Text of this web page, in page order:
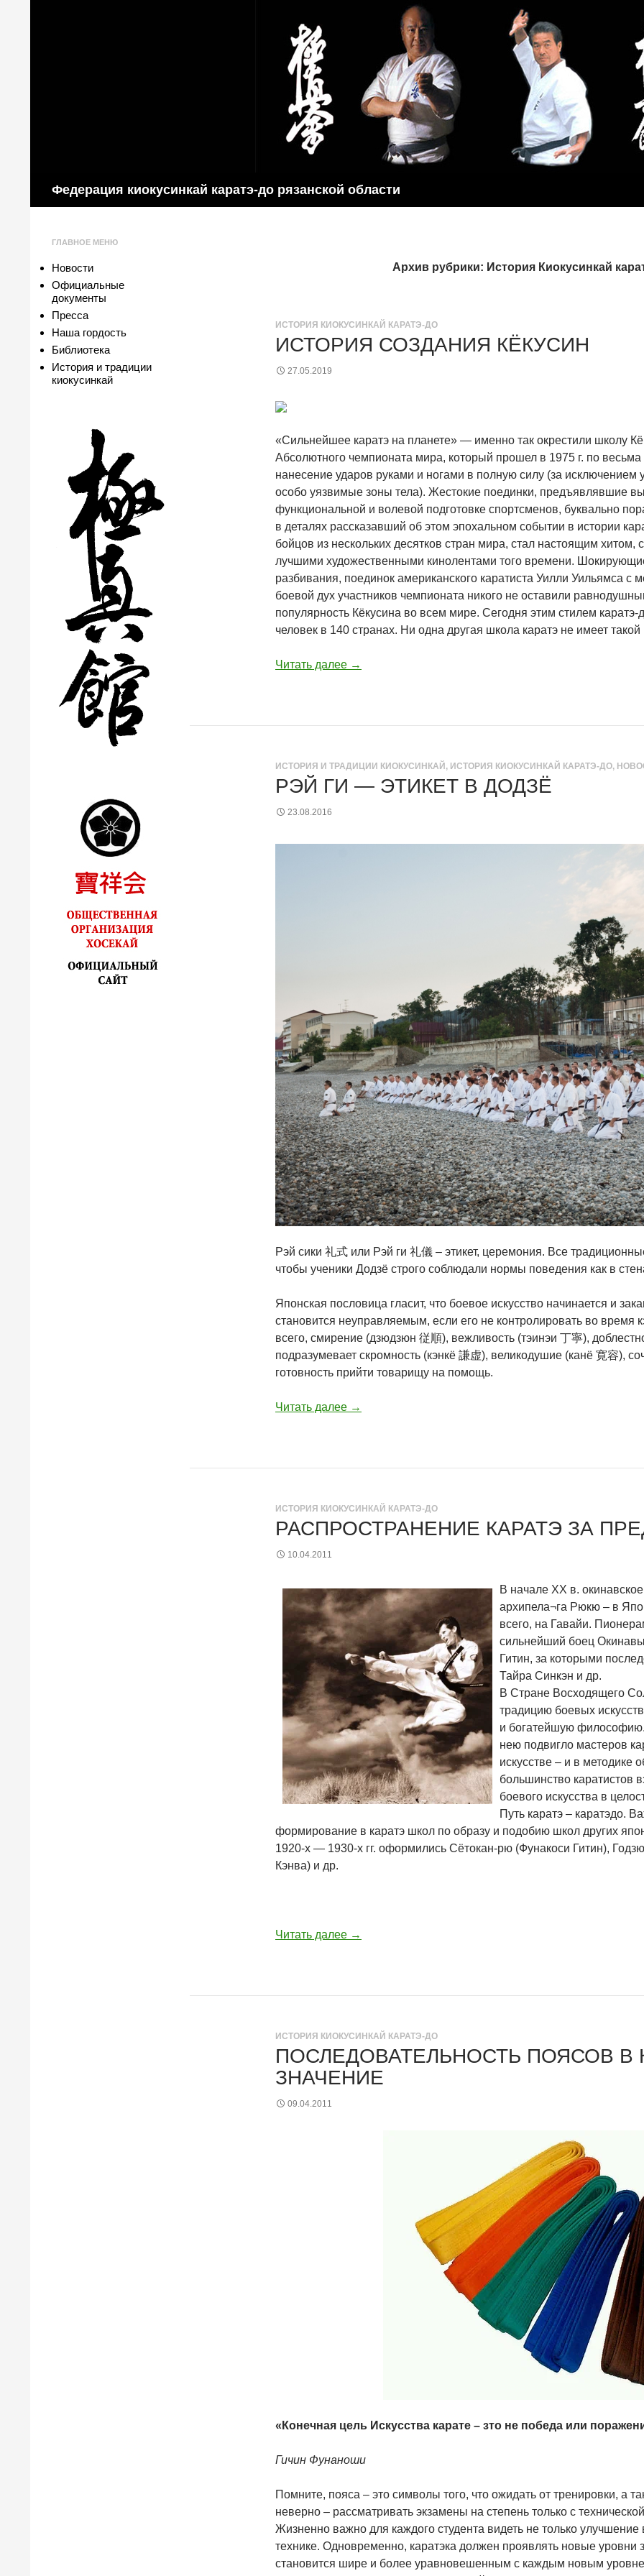
Федерация киокусинкай каратэ-до рязанской области
Архив рубрики: История Киокусинкай
ИСТОРИЯ КИОКУСИНКАЙ КАРАТЭ-ДО
ИСТОРИЯ СОЗДАНИЯ КЁКУСИН
27.05.2019
«Сильнейшее каратэ на планете» — именно так окрестили школу
Абсолютного чемпионата мира, который прошел в 1975 г. по
нанесение ударов руками и ногами в полную силу (за исключением
особо уязвимые зоны тела). Жестокие поединки, предъявлявшие
функциональной и волевой подготовке спортсменов, буквально
в деталях рассказавший об этом эпохальном событии в истории
бойцов из нескольких десятков стран мира, стал настоящим
лучшими художественными кинолентами того времени.
разбивания, поединок американского каратиста Уилли Уильямса
боевой дух участников чемпионата никого не оставили
популярность Кёкусина во всем мире. Сегодня этим стилем
человек в 140 странах. Ни одна другая школа каратэ не имеет
Читать далее →
ИСТОРИЯ И ТРАДИЦИИ КИОКУСИНКАЙ , ИСТОРИЯ КИОКУСИНКАЙ КАРАТЭ-ДО,
РЭЙ ГИ — ЭТИКЕТ В ДОДЗЁ
23.08.2016
Рэй сики 礼式 или Рэй ги 礼儀 – этикет, церемония. Все
чтобы ученики Додзё строго соблюдали нормы поведения как в
Японская пословица гласит, что боевое искусство начинается и
становится неуправляемым, если его не контролировать во время
всего, смирение (дзюдзюн 従順), вежливость (тэинэи 丁寧),
подразумевает скромность (кэнкё 謙虚), великодушие (канё 寛容),
готовность прийти товарищу на помощь.
Читать далее →
ИСТОРИЯ КИОКУСИНКАЙ КАРАТЭ-ДО
РАСПРОСТРАНЕНИЕ КАРАТЭ ЗА
10.04.2011
В начале XX в.
архипела¬га Рюкю – в
всего, на Гавайи.
сильнейший боец
Гитин, за которыми
Тайра Синкэн и др.
В Стране Восходящего
традицию боевых
и богатейшую философию.
нею подвигло мастеров
искусстве – и в методике
большинство каратистов
боевого искусства в
Путь каратэ – каратэдо.
формирование в каратэ школ по образу и подобию школ других
1920-х — 1930-х гг. оформились Сётокан-рю (Фунакоси Гитин),
Кэнва) и др.
Читать далее →
ИСТОРИЯ КИОКУСИНКАЙ КАРАТЭ-ДО
ПОСЛЕДОВАТЕЛЬНОСТЬ ПОЯСОВ В
ЗНАЧЕНИЕ
09.04.2011
«Конечная цель Искусства карате – зто не победа или
Гичин Фунаноши
Помните, пояса – это символы того, что ожидать от тренировки, а
неверно – рассматривать экзамены на степень только с
Жизненно важно для каждого студента видеть не только
технике. Одновременно, каратэка должен проявлять новые уровни
становится шире и более уравновешенным с каждым новым
ГЛАВНОЕ МЕНЮ
Новости
Официальные
документы
Пресса
Наша гордость
Библиотека
История и традиции
киокусинкай